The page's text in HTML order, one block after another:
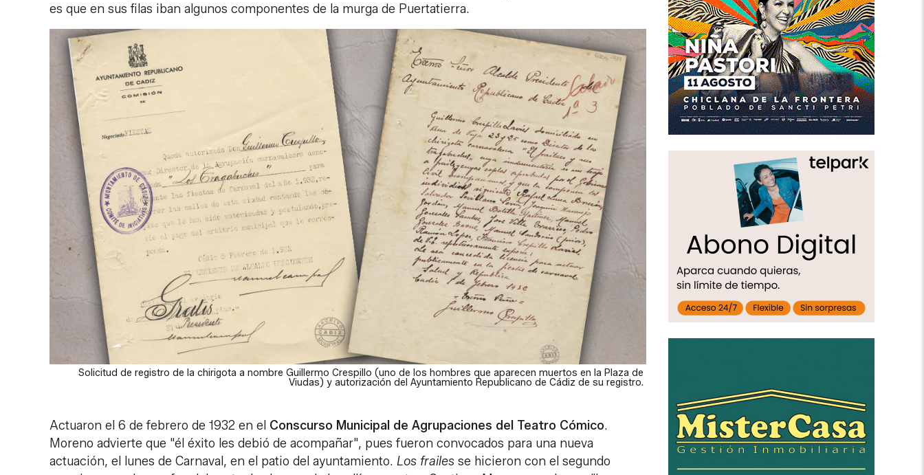
es que en sus filas iban algunos componentes de la murga de Puertatierra.
Solicitud de registro de la chirigota a nombre Guillermo Crespillo (uno de los hombres que aparecen muertos en la Plaza de
Viudas) y autorización del Ayuntamiento Republicano de Cádiz de su registro.
Actuaron el 6 de febrero de 1932 en el Conscurso Municipal de Agrupaciones del Teatro Cómico.
Moreno advierte que "él éxito les debió de acompañar", pues fueron convocados para una nueva
actuación, el lunes de Carnaval, en el patio del ayuntamiento. Los frailes se hicieron con el segundo